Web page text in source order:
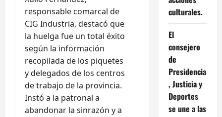
responsable comarcal de
CIG Industria, destacó que
la huelga fue un total éxito
según la información
recopilada de los piquetes
y delegados de los centros
de trabajo de la provincia.
Instó a la patronal a
abandonar la sinrazón y a
culturales.
El
consejero
de
Presidencia
, Justicia y
Deportes
se une a las